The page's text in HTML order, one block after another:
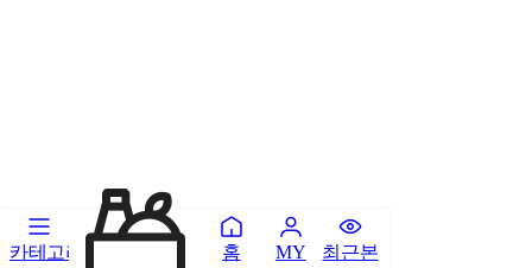
카테고리 홈 MY 최근본